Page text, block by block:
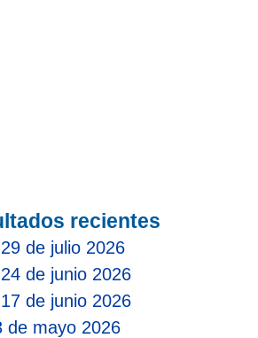
recientes
de julio 2026
de junio 2026
de junio 2026
de mayo 2026